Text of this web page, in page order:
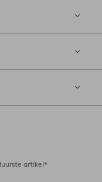
artikel*